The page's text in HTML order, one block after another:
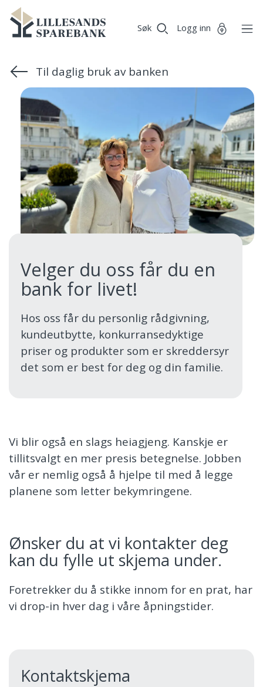
Gå til sideinnhold
Lillesands
Sparebank Søk Logg inn
Til daglig bruk av banken
Velger du oss får du en
bank for livet!
Hos oss får du personlig rådgivning,
kundeutbytte, konkurransedyktige
priser og produkter som er skreddersyr
det som er best for deg og din familie.
Vi blir også en slags heiagjeng. Kanskje er
tillitsvalgt en mer presis betegnelse. Jobben
vår er nemlig også å hjelpe til med å legge
planene som letter bekymringene.
Ønsker du at vi kontakter deg
kan du fylle ut skjema under.
Foretrekker du å stikke innom for en prat, har
vi drop-in hver dag i våre åpningstider.
Kontaktskjema
er
Miljøfyrtårn-